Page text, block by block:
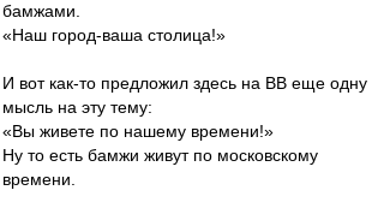
бамжами.
«Наш город-ваша столица!»
И вот как-то предложил здесь на ВВ еще одну
мысль на эту тему:
«Вы живете по нашему времени!»
Ну то есть бамжи живут по московскому
времени.